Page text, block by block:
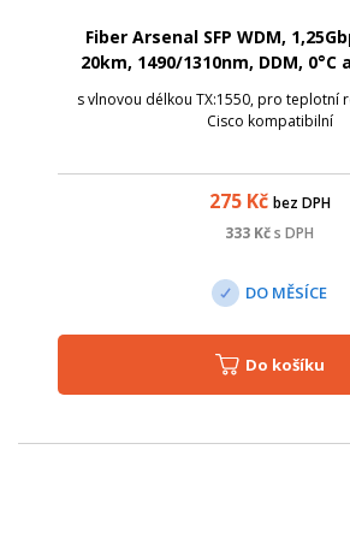
Fiber Arsenal SFP WDM,
20km, 1490/1310nm, DDM, 0°C
s vlnovou délkou TX:1550, pro teplotní
Cisco kompatibilní
275Kč bez DPH
333 Kčs DPH
DO MĚSÍCE
Do košíku